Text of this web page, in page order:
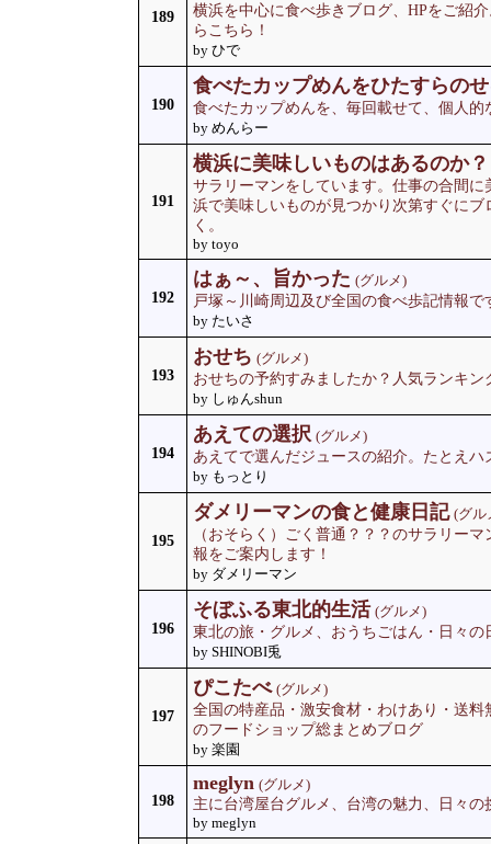
189
横浜を中心に食べ歩きブログ、HPをご紹
らこちら！
by ひで
190
食べたカップめんをひたすらの
食べたカップめんを、毎回載せて、個人的
by めんらー
191
横浜に美味しいものはあるのか
サラリーマンをしています。仕事の合間
浜で美味しいものが見つかり次第すぐに
く。
by toyo
192
はぁ～、旨かった (グルメ)
戸塚～川崎周辺及び全国の食べ歩記情報で
by たいさ
193
おせち (グルメ)
おせちの予約すみましたか？人気ランキ
by しゅんshun
194
あえての選択 (グルメ)
あえてで選んだジュースの紹介。たとえ
by もっとり
195
ダメリーマンの食と健康日記 (グル
（おそらく）ごく普通？？？のサラリー
報をご案内します！
by ダメリーマン
196
そぼふる東北的生活 (グルメ)
東北の旅・グルメ、おうちごはん・日々の
by SHINOBI兎
197
ぴこたべ (グルメ)
全国の特産品・激安食材・わけあり・送
のフードショップ総まとめブログ
by 楽園
198
meglyn (グルメ)
主に台湾屋台グルメ、台湾の魅力、日々
by meglyn